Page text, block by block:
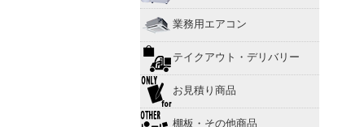
業務用エアコン
テイクアウト・デリバリー
お見積り商品
棚板・その他商品